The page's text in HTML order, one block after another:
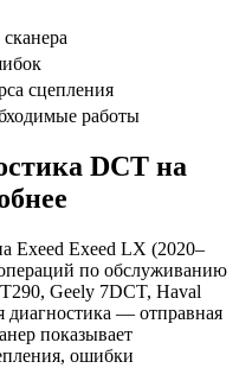
сцепления
работы
DCT на
Exeed Exeed LX (2020–
по обслуживанию
Geely 7DCT, Haval
— отправная
показывает
ошибки